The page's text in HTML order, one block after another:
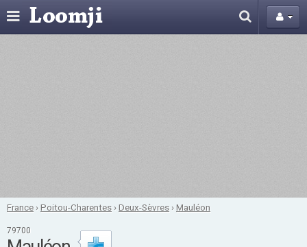
France ›Poitou-Charentes ›Deux-Sèvres ›Mauléon
79700